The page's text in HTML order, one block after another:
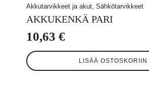
Akkutarvikkeet ja akut, Sähkötarvikkeet
AKKUKENKÄ PARI
10,63 €
LISÄÄ OSTOSKORIIN